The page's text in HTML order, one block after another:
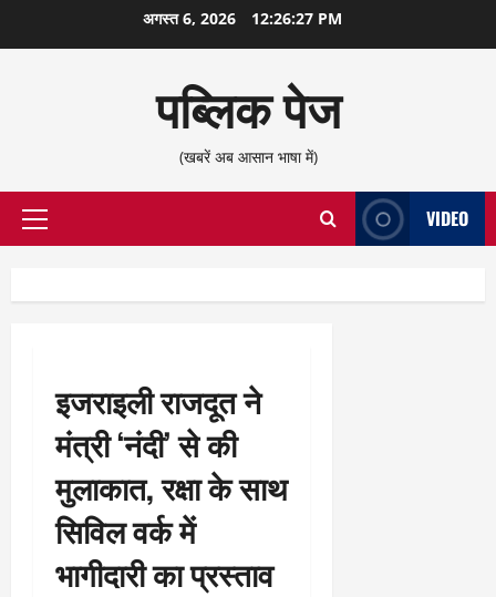
सामग्री
अगस्त 6, 2026 12:26:28 PM
पब्लिक पेज
(खबरें अब आसान भाषा में)
प्राथमिक
VIDEO
इजराइली राजदूत ने
मंत्री ‘नंदी’ से की
मुलाकात, रक्षा के साथ
सिविल वर्क में
भागीदारी का प्रस्ताव